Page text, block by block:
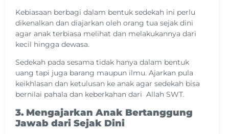
Kebiasaan berbagi dalam bentuk sedekah ini perlu
dikenalkan dan diajarkan oleh orang tua sejak dini
agar anak terbiasa melihat dan melakukannya dari
kecil hingga dewasa.
Sedekah pada sesama tidak hanya dalam bentuk
uang tapi juga barang maupun ilmu. Ajarkan pula
keikhlasan dan ketulusan ke anak agar sedekah bisa
bernilai pahala dan keberkahan dari Allah SWT.
3. Mengajarkan Anak Bertanggung
Jawab dari Sejak Dini